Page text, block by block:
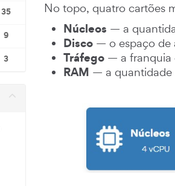
35
9
3
No topo, quatro cartões
Núcleos — a
Disco — o espaço de
Tráfego — a franquia
RAM — a quantidade